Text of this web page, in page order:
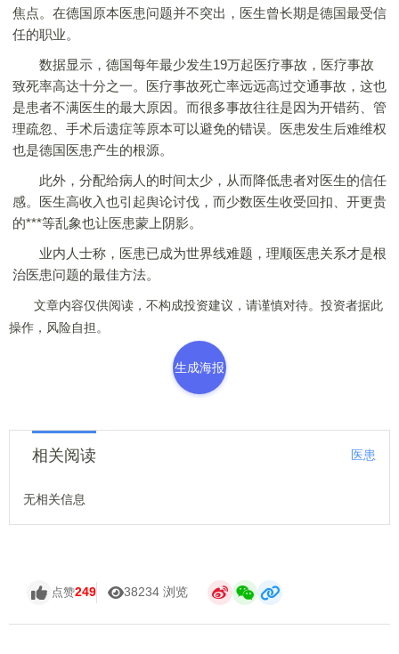
焦点。在德国原本医患问题并不突出，医生曾长期是德国最受信
任的职业。
数据显示，德国每年最少发生19万起医疗事故，医疗事故
致死率高达十分之一。医疗事故死亡率远远高过交通事故，这也
是患者不满医生的最大原因。而很多事故往往是因为开错药、管
理疏忽、手术后遗症等原本可以避免的错误。医患发生后难维权
也是德国医患产生的根源。
此外，分配给病人的时间太少，从而降低患者对医生的信任
感。医生高收入也引起舆论讨伐，而少数医生收受回扣、开更贵
的***等乱象也让医患蒙上阴影。
业内人士称，医患已成为世界线难题，理顺医患关系才是根
治医患问题的最佳方法。
文章内容仅供阅读，不构成投资建议，请谨慎对待。投资者据此
操作，风险自担。
生成海报
相关阅读 医患
无相关信息
点赞249 38234 浏览